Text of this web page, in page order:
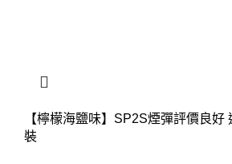
【檸檬海鹽味】SP2S煙彈評價良好
裝